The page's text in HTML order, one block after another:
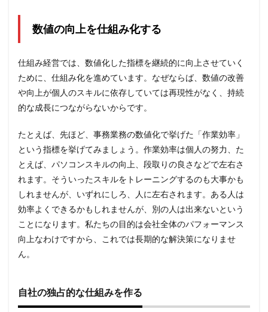
数値の向上を仕組み化する
仕組み経営では、数値化した指標を継続的に向上させていく
ために、仕組み化を進めています。なぜならば、数値の改善
や向上が個人のスキルに依存していては再現性がなく、持続
的な成長につながらないからです。
たとえば、先ほど、事務業務の数値化で挙げた「作業効率」
という指標を挙げてみましょう。作業効率は個人の努力、た
とえば、パソコンスキルの向上、段取りの良さなどで左右さ
れます。そういったスキルをトレーニングするのも大事かも
しれませんが、いずれにしろ、人に左右されます。ある人は
効率よくできるかもしれませんが、別の人は出来ないという
ことになります。私たちの目的は会社全体のパフォーマンス
向上なわけですから、これでは長期的な解決策になりませ
ん。
自社の独占的な仕組みを作る